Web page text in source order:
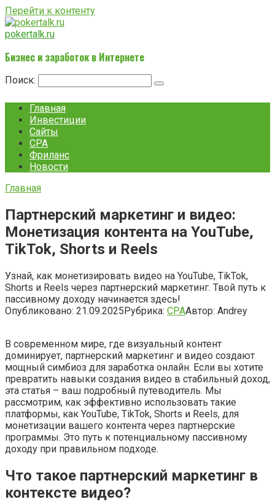
Перейти к контенту
pokertalk.ru
Бизнес и заработок в Интернете
Поиск:
Главная
Инвестиции
Сайты
CPA
Фриланс
Новости
Главная
Партнерский маркетинг и видео:
Монетизация контента на YouTube,
TikTok, Shorts и Reels
Узнай, как монетизировать видео на YouTube, TikTok,
Shorts и Reels через партнерский маркетинг. Твой путь к
пассивному доходу начинается здесь!
Опубликовано: 21.09.2025Рубрика: CPAАвтор: Andrey
В современном мире, где визуальный контент
доминирует, партнерский маркетинг и видео создают
мощный симбиоз для заработка онлайн. Если вы хотите
превратить навыки создания видео в стабильный доход,
эта статья – ваш подробный путеводитель. Мы
рассмотрим, как эффективно использовать такие
платформы, как YouTube, TikTok, Shorts и Reels, для
монетизации вашего контента через партнерские
программы. Это путь к потенциальному пассивному
доходу при правильном подходе.
Что такое партнерский маркетинг в
контексте видео?